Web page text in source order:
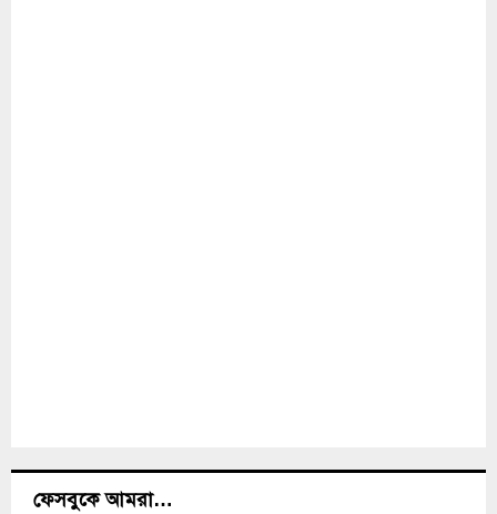
ফেসবুকে আমরা…